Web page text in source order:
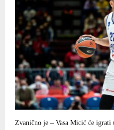
Zvanično je – Vasa Micić će igrati